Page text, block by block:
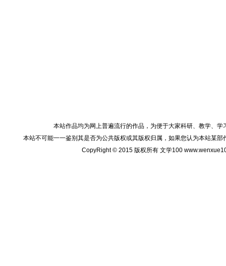
本站作品均为网上普遍流行的作品，为便于大家科研、教学、
本站不可能一一鉴别其是否为公共版权或其版权归属，如果您认为本站某
CopyRight © 2015 版权所有 文学100